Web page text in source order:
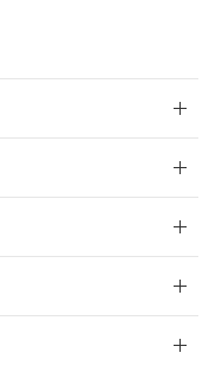
含有を証明す
を証明する
エステル類４
の期間は出
切替を完了
がない限